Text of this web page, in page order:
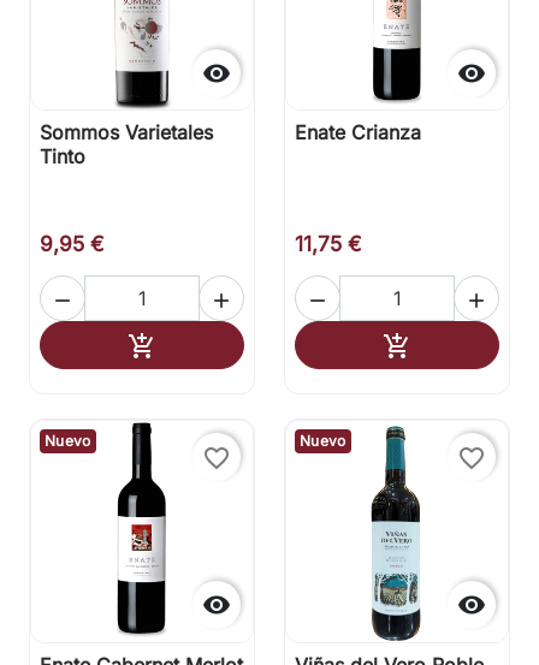

Sommos Varietales
Tinto
9,95 €
 
 Añadir al carrito

Enate Crianza
11,75 €
 
 Añadir al
Nuevo

favorite_border
Nuevo

favorite_border